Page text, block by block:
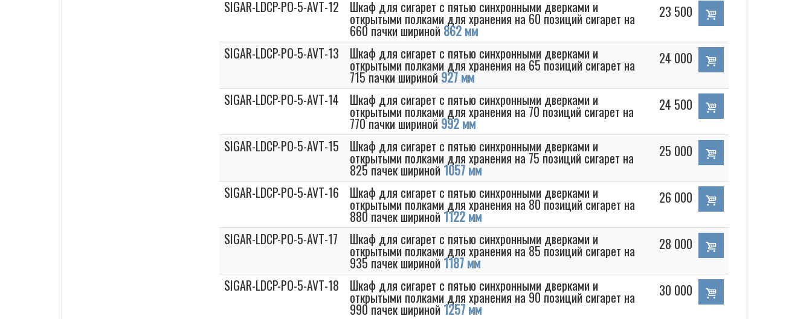
SIGAR-LDCP-PO-5-AVT-12 Шкаф для сигарет с пятью синхронными дверками и
открытыми полками для хранения на 60 позиций сигарет на
660 пачки шириной 862 мм
23 500
SIGAR-LDCP-PO-5-AVT-13 Шкаф для сигарет с пятью синхронными дверками и
открытыми полками для хранения на 65 позиций сигарет на
715 пачки шириной 927 мм
24 000
SIGAR-LDCP-PO-5-AVT-14 Шкаф для сигарет с пятью синхронными дверками и
открытыми полками для хранения на 70 позиций сигарет на
770 пачки шириной 992 мм
24 500
SIGAR-LDCP-PO-5-AVT-15 Шкаф для сигарет с пятью синхронными дверками и
открытыми полками для хранения на 75 позиций сигарет на
825 пачек шириной 1057 мм
25 000
SIGAR-LDCP-PO-5-AVT-16 Шкаф для сигарет с пятью синхронными дверками и
открытыми полками для хранения на 80 позиций сигарет на
880 пачек шириной 1122 мм
26 000
SIGAR-LDCP-PO-5-AVT-17 Шкаф для сигарет с пятью синхронными дверками и
открытыми полками для хранения на 85 позиций сигарет на
935 пачек шириной 1187 мм
28 000
SIGAR-LDCP-PO-5-AVT-18 Шкаф для сигарет с пятью синхронными дверками и
открытыми полками для хранения на 90 позиций сигарет на
990 пачек шириной 1257 мм
30 000